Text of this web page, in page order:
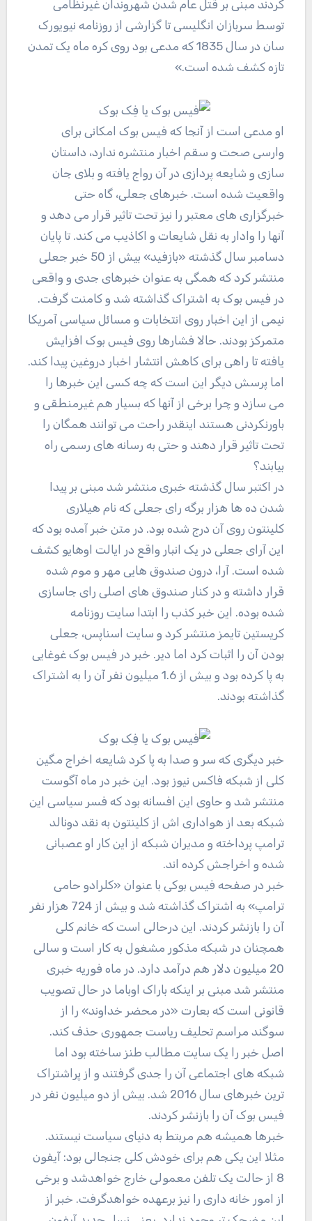
کردند مبنی بر قتل عام شدن شهروندان غیرنظامی
توسط سربازان انگلیسی تا گزارشی از روزنامه نیویورک
سان در سال 1835 که مدعی بود روی کره ماه یک تمدن
تازه کشف شده است.»
او مدعی است از آنجا که فیس بوک امکانی برای
وارسی صحت و سقم اخبار منتشره ندارد، داستان
سازی و شایعه پردازی در آن رواج یافته و بلای جان
واقعیت شده است. خبرهای جعلی، گاه حتی
خبرگزاری های معتبر را نیز تحت تاثیر قرار می دهد و
آنها را وادار به نقل شایعات و اکاذیب می کند. تا پایان
دسامبر سال گذشته «بازفید» بیش از 50 خبر جعلی
منتشر کرد که همگی به عنوان خبرهای جدی و واقعی
در فیس بوک به اشتراک گذاشته شد و کامنت گرفت.
نیمی از این اخبار روی انتخابات و مسائل سیاسی آمریکا
متمرکز بودند. حالا فشارها روی فیس بوک افزایش
یافته تا راهی برای کاهش انتشار اخبار دروغین پیدا کند.
اما پرسش دیگر این است که چه کسی این خبرها را
می سازد و چرا برخی از آنها که بسیار هم غیرمنطقی و
باورنکردنی هستند اینقدر راحت می توانند همگان را
تحت تاثیر قرار دهند و حتی به رسانه های رسمی راه
بیابند؟
در اکتبر سال گذشته خبری منتشر شد مبنی بر پیدا
شدن ده ها هزار برگه رای جعلی که نام هیلاری
کلینتون روی آن درج شده بود. در متن خبر آمده بود که
این آرای جعلی در یک انبار واقع در ایالت اوهایو کشف
شده است. آرا، درون صندوق هایی مهر و موم شده
قرار داشته و در کنار صندوق های اصلی رای جاسازی
شده بوده. این خبر کذب را ابتدا سایت روزنامه
کریستین تایمز منتشر کرد و سایت اسناپس، جعلی
بودن آن را اثبات کرد اما دیر. خبر در فیس بوک غوغایی
به پا کرده بود و بیش از 1.6 میلیون نفر آن را به اشتراک
گذاشته بودند.
خبر دیگری که سر و صدا به پا کرد شایعه اخراج مگین
کلی از شبکه فاکس نیوز بود. این خبر در ماه آگوست
منتشر شد و حاوی این افسانه بود که فسر سیاسی این
شبکه بعد از هواداری اش از کلینتون به نقد دونالد
ترامپ پرداخته و مدیران شبکه از این کار او عصبانی
شده و اخراجش کرده اند.
خبر در صفحه فیس بوکی با عنوان «کلرادو حامی
ترامپ» به اشتراک گذاشته شد و بیش از 724 هزار نفر
آن را بازنشر کردند. این درحالی است که خانم کلی
همچنان در شبکه مذکور مشغول به کار است و سالی
20 میلیون دلار هم درآمد دارد. در ماه فوریه خبری
منتشر شد مبنی بر اینکه باراک اوباما در حال تصویب
قانونی است که بعارت «در محضر خداوند» را از
سوگند مراسم تحلیف ریاست جمهوری حذف کند.
اصل خبر را یک سایت مطالب طنز ساخته بود اما
شبکه های اجتماعی آن را جدی گرفتند و از پراشتراک
ترین خبرهای سال 2016 شد. بیش از دو میلیون نفر در
فیس بوک آن را بازنشر کردند.
خبرها همیشه هم مربتط به دنیای سیاست نیستند.
مثلا این یکی هم برای خودش کلی جنجالی بود: آیفون
8 از حالت یک تلفن معمولی خارج خواهدشد و برخی
از امور خانه داری را نیز برعهده خواهدگرفت. خبر از